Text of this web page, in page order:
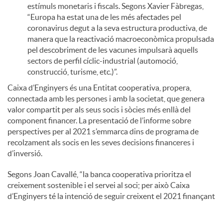
estímuls monetaris i fiscals. Segons Xavier Fàbregas,
“Europa ha estat una de les més afectades pel
coronavirus degut a la seva estructura productiva, de
manera que la reactivació macroeconòmica propulsada
pel descobriment de les vacunes impulsarà aquells
sectors de perfil cíclic-industrial (automoció,
construcció, turisme, etc.)”.
Caixa d’Enginyers és una Entitat cooperativa, propera,
connectada amb les persones i amb la societat, que genera
valor compartit per als seus socis i sòcies més enllà del
component financer. La presentació de l’informe sobre
perspectives per al 2021 s’emmarca dins de programa de
recolzament als socis en les seves decisions financeres i
d’inversió.
Segons Joan Cavallé, “la banca cooperativa prioritza el
creixement sostenible i el servei al soci; per això Caixa
d’Enginyers té la intenció de seguir creixent el 2021 finançant